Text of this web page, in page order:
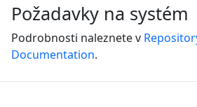
Požadavky na systém
Podrobnosti naleznete v
Documentation.